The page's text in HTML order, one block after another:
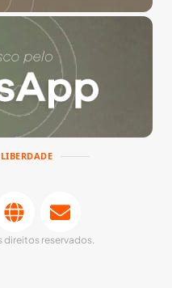
LIBERDADE
direitos reservados.